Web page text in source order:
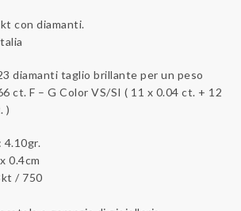
con diamanti.
diamanti taglio brillante per un peso
ct. F – G Color VS/SI ( 11 x 0.04 ct. + 12
)
4.10gr.
0.4cm
/ 750